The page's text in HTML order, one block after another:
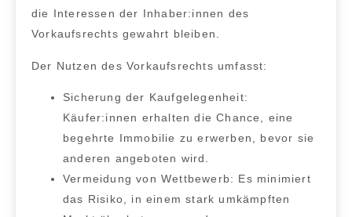
die Interessen der Inhaber:innen des
Vorkaufsrechts gewahrt bleiben.
Der Nutzen des Vorkaufsrechts umfasst:
Sicherung der Kaufgelegenheit:
Käufer:innen erhalten die Chance, eine
begehrte Immobilie zu erwerben, bevor sie
anderen angeboten wird.
Vermeidung von Wettbewerb: Es minimiert
das Risiko, in einem stark umkämpften